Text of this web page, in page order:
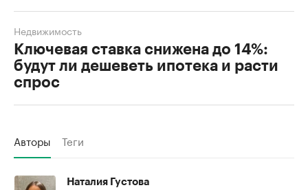
Ключевая ставка снижена до 14%:
будут ли дешеветь ипотека и расти
спрос
Недвижимость
Авторы Теги
Наталия Густова